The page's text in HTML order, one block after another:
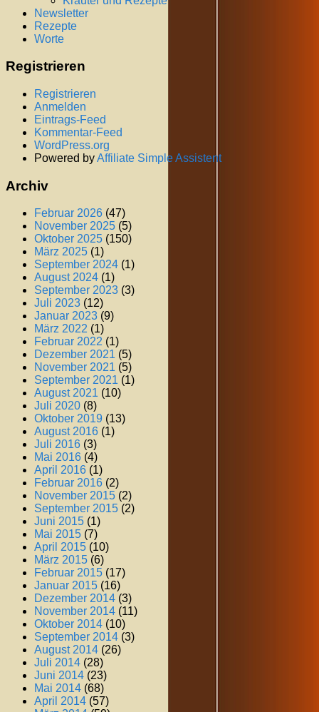
Newsletter
Rezepte
Worte
Registrieren
Registrieren
Anmelden
Eintrags-Feed
Kommentar-Feed
WordPress.org
Powered byAffiliate Simple Assistent
Archiv
Februar 2026 (47)
November 2025 (5)
Oktober 2025 (150)
März 2025 (1)
September 2024 (1)
August 2024 (1)
September 2023 (3)
Juli 2023 (12)
Januar 2023 (9)
März 2022 (1)
Februar 2022 (1)
Dezember 2021 (5)
November 2021 (5)
September 2021 (1)
August 2021 (10)
Juli 2020 (8)
Oktober 2019 (13)
August 2016 (1)
Juli 2016 (3)
Mai 2016 (4)
April 2016 (1)
Februar 2016 (2)
November 2015 (2)
September 2015 (2)
Juni 2015 (1)
Mai 2015 (7)
April 2015 (10)
März 2015 (6)
Februar 2015 (17)
Januar 2015 (16)
Dezember 2014 (3)
November 2014 (11)
Oktober 2014 (10)
September 2014 (3)
August 2014 (26)
Juli 2014 (28)
Juni 2014 (23)
Mai 2014 (68)
April 2014 (57)